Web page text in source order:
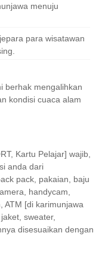
menuju
para wisatawan
berhak mengalihkan
kondisi cuaca alam
Kartu Pelajar] wajib,
anda dari
pack, pakaian, baju
handycam,
ATM [di karimunjawa
sweater,
disesuaikan dengan